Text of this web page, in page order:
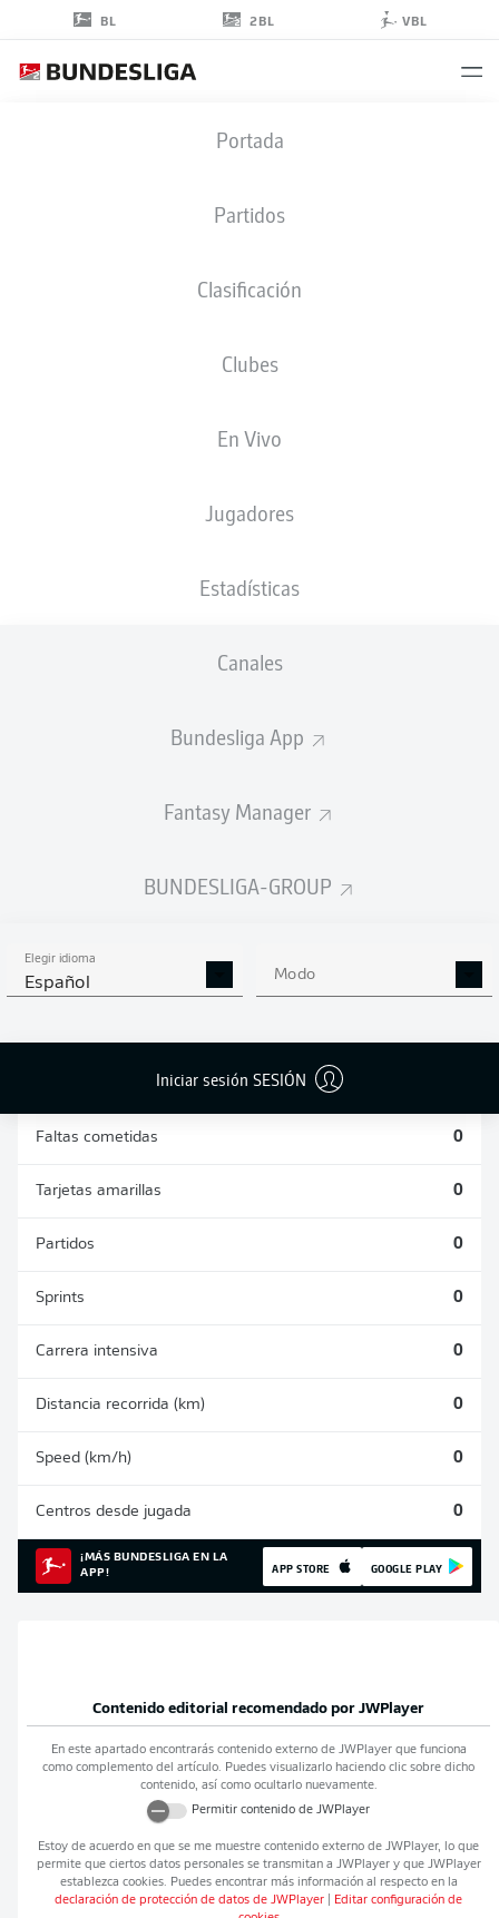
BL 2BL VBL
Portada
Partidos
Clasificación
Clubes
En Vivo
Jugadores
Estadísticas
Canales
Bundesliga App
Fantasy Manager
BUNDESLIGA-GROUP
Elegir idioma
Español Modo
Iniciar sesión SESIÓN
14.02.1992
TAMAÑO
ESTADÍSTICAS
Faltas cometidas 0
Tarjetas amarillas 0
Partidos 0
Sprints 0
Carrera intensiva 0
Distancia recorrida (km) 0
Speed (km/h) 0
Centros desde jugada 0
¡MÁS BUNDESLIGA EN LA
APP!
APP STORE GOOGLE PLAY
Contenido editorial recomendado por JWPlayer
En este apartado encontrarás contenido externo de JWPlayerque funciona
como complemento del artículo. Puedes visualizarlo haciendo clic sobre dicho
contenido, así como ocultarlo nuevamente.
Permitir contenido de JWPlayer
Estoy de acuerdo en que se me muestre contenido externo de JWPlayer, lo que
permite que ciertos datos personales se transmitan a JWPlayery que JWPlayer
establezca cookies. Puedes encontrar más información al respecto en la
declaración de protección de datos de JWPlayer
Editar configuración de